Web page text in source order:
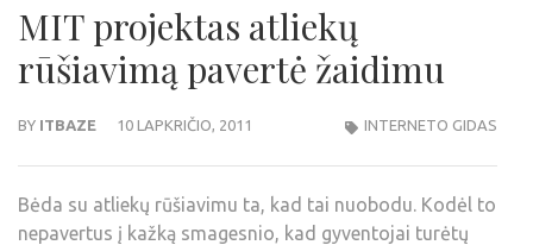
MIT projektas atliekų
rūšiavimą pavertė žaidimu
BY ITBAZE 10 LAPKRIČIO, 2011 INTERNETO GIDAS
Bėda su atliekų rūšiavimu ta, kad tai nuobodu. Kodėl to
nepavertus į kažką smagesnio, kad gyventojai turėtų